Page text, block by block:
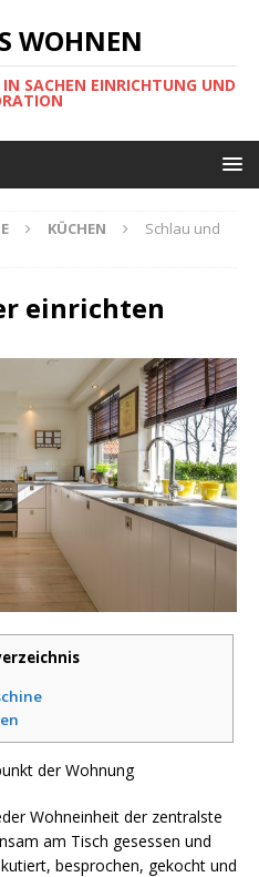
WOHNEN
SACHEN EINRICHTUNG UND
KÜCHEN
Schlau und
einrichten
der Wohnung
Wohneinheit der zentralste
am Tisch gesessen und
besprochen, gekocht und